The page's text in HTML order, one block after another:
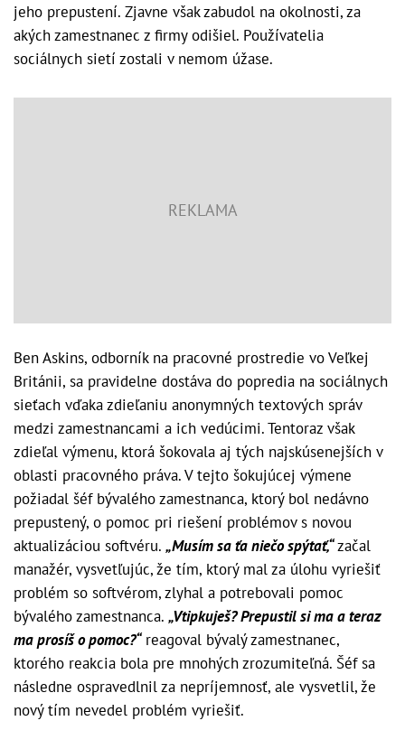
jeho prepustení. Zjavne však zabudol na okolnosti, za
akých zamestnanec z firmy odišiel. Používatelia
sociálnych sietí zostali v nemom úžase.
Ben Askins, odborník na pracovné prostredie vo Veľkej
Británii, sa pravidelne dostáva do popredia na sociálnych
sieťach vďaka zdieľaniu anonymných textových správ
medzi zamestnancami a ich vedúcimi. Tentoraz však
zdieľal výmenu, ktorá šokovala aj tých najskúsenejších v
oblasti pracovného práva. V tejto šokujúcej výmene
požiadal šéf bývalého zamestnanca, ktorý bol nedávno
prepustený, o pomoc pri riešení problémov s novou
aktualizáciou softvéru. „Musím sa ťa niečo spýtať,“začal
manažér, vysvetľujúc, že tím, ktorý mal za úlohu vyriešiť
problém so softvérom, zlyhal a potrebovali pomoc
bývalého zamestnanca. „Vtipkuješ? Prepustil si ma a teraz
ma prosíš o pomoc?“reagoval bývalý zamestnanec,
ktorého reakcia bola pre mnohých zrozumiteľná. Šéf sa
následne ospravedlnil za nepríjemnosť, ale vysvetlil, že
nový tím nevedel problém vyriešiť.